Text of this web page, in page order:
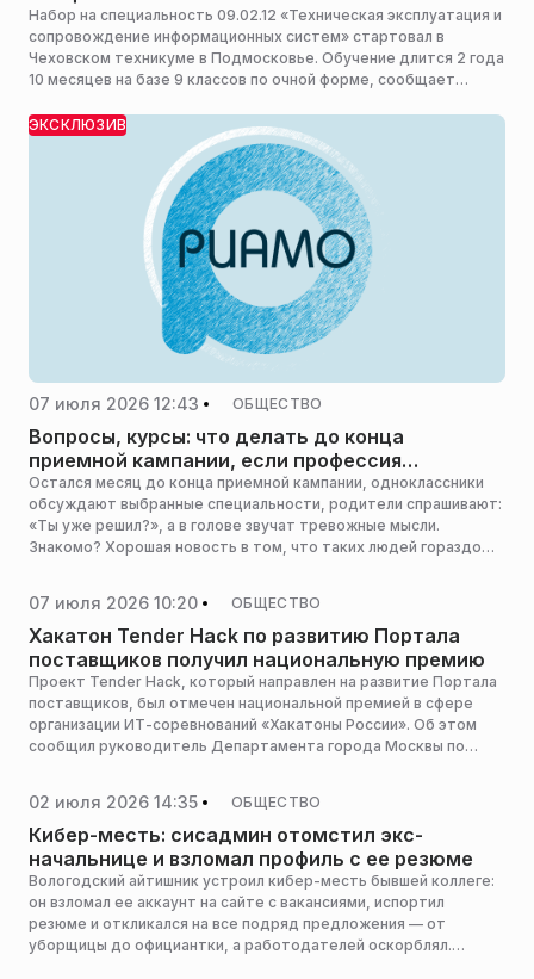
Набор на специальность 09.02.12 «Техническая эксплуатация и
сопровождение информационных систем» стартовал в
Чеховском техникуме в Подмосковье. Обучение длится 2 года
10 месяцев на базе 9 классов по очной форме, сообщает
области.
ЭКСКЛЮЗИВ
07 июля 2026 12:43 ОБЩЕСТВО
Вопросы, курсы: что делать до конца
приемной кампании, если профессия
не выбрана
Остался месяц до конца приемной кампании, одноклассники
обсуждают выбранные специальности, родители спрашивают:
«Ты уже решил?», а в голове звучат тревожные мысли.
Знакомо? Хорошая новость в том, что таких людей гораздо
Гольдштейн.
07 июля 2026 10:20 ОБЩЕСТВО
Хакатон Tender Hack по развитию Портала
поставщиков получил национальную премию
Проект Tender Hack, который направлен на развитие Портала
поставщиков, был отмечен национальной премией в сфере
организации ИТ-соревнований «Хакатоны России». Об этом
сообщил руководитель Департамента города Москвы по
02 июля 2026 14:35 ОБЩЕСТВО
Кибер-месть: сисадмин отомстил экс-
начальнице и взломал профиль с ее резюме
Вологодский айтишник устроил кибер-месть бывшей коллеге:
он взломал ее аккаунт на сайте с вакансиями, испортил
резюме и откликался на все подряд предложения — от
уборщицы до официантки, а работодателей оскорблял.